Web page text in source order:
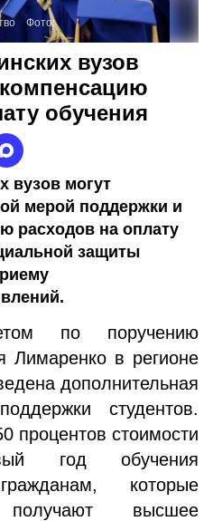
Фото:
вузов
обучения
вузов могут
мерой поддержки и
расходов на оплату
защиты
по поручению
Лимаренко в регионе
дополнительная
студентов.
процентов стоимости
год обучения
которые
высшее